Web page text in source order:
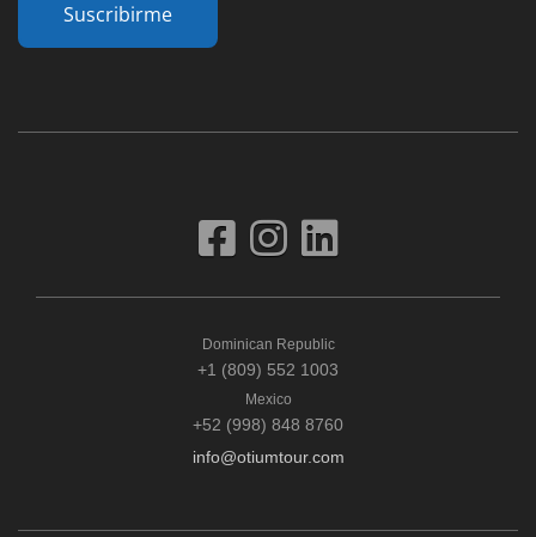
Suscribirme
Dominican Republic
+1 (809) 552 1003
Mexico
+52 (998) 848 8760
info@otiumtour.com